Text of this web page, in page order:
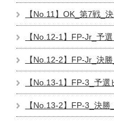
【No.11】OK_第7戦_
【No.12-1】FP-Jr_予
【No.12-2】FP-Jr_決
【No.13-1】FP-3_予
【No.13-2】FP-3_決